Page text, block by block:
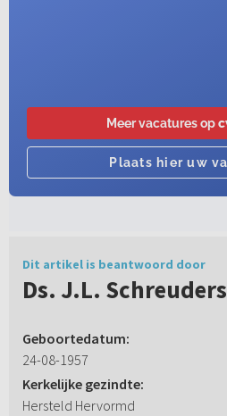
Dit artikel is beantwoord door
Ds. J.L. Schreuders
Geboortedatum:
24-08-1957
Kerkelijke gezindte:
Hersteld Hervormd